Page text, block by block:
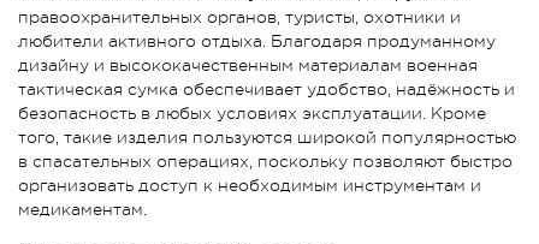
правоохранительных органов, туристы, охотники и
любители активного отдыха. Благодаря продуманному
дизайну и высококачественным материалам военная
тактическая сумка обеспечивает удобство, надёжность и
безопасность в любых условиях эксплуатации. Кроме
того, такие изделия пользуются широкой популярностью
в спасательных операциях, поскольку позволяют быстро
организовать доступ к необходимым инструментам и
медикаментам.